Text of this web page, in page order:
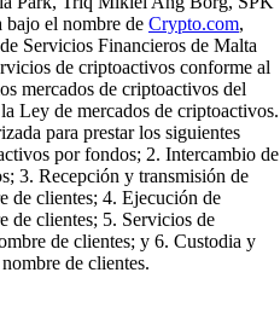
bajo el nombre de Crypto.com,
Servicios Financieros de Malta
de criptoactivos conforme al
mercados de criptoactivos del
Ley de mercados de criptoactivos.
para prestar los siguientes
por fondos; 2. Intercambio de
3. Recepción y transmisión de
de clientes; 4. Ejecución de
de clientes; 5. Servicios de
de clientes; y 6. Custodia y
de clientes.